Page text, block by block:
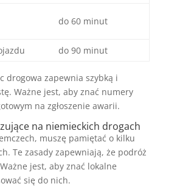
do 60 minut
do 90 minut
drogowa zapewnia szybką i
Ważne jest, aby znać numery
na zgłoszenie awarii.
na niemieckich drogach
muszę pamiętać o kilku
Te zasady zapewniają, że podróż
jest, aby znać lokalne
się do nich.